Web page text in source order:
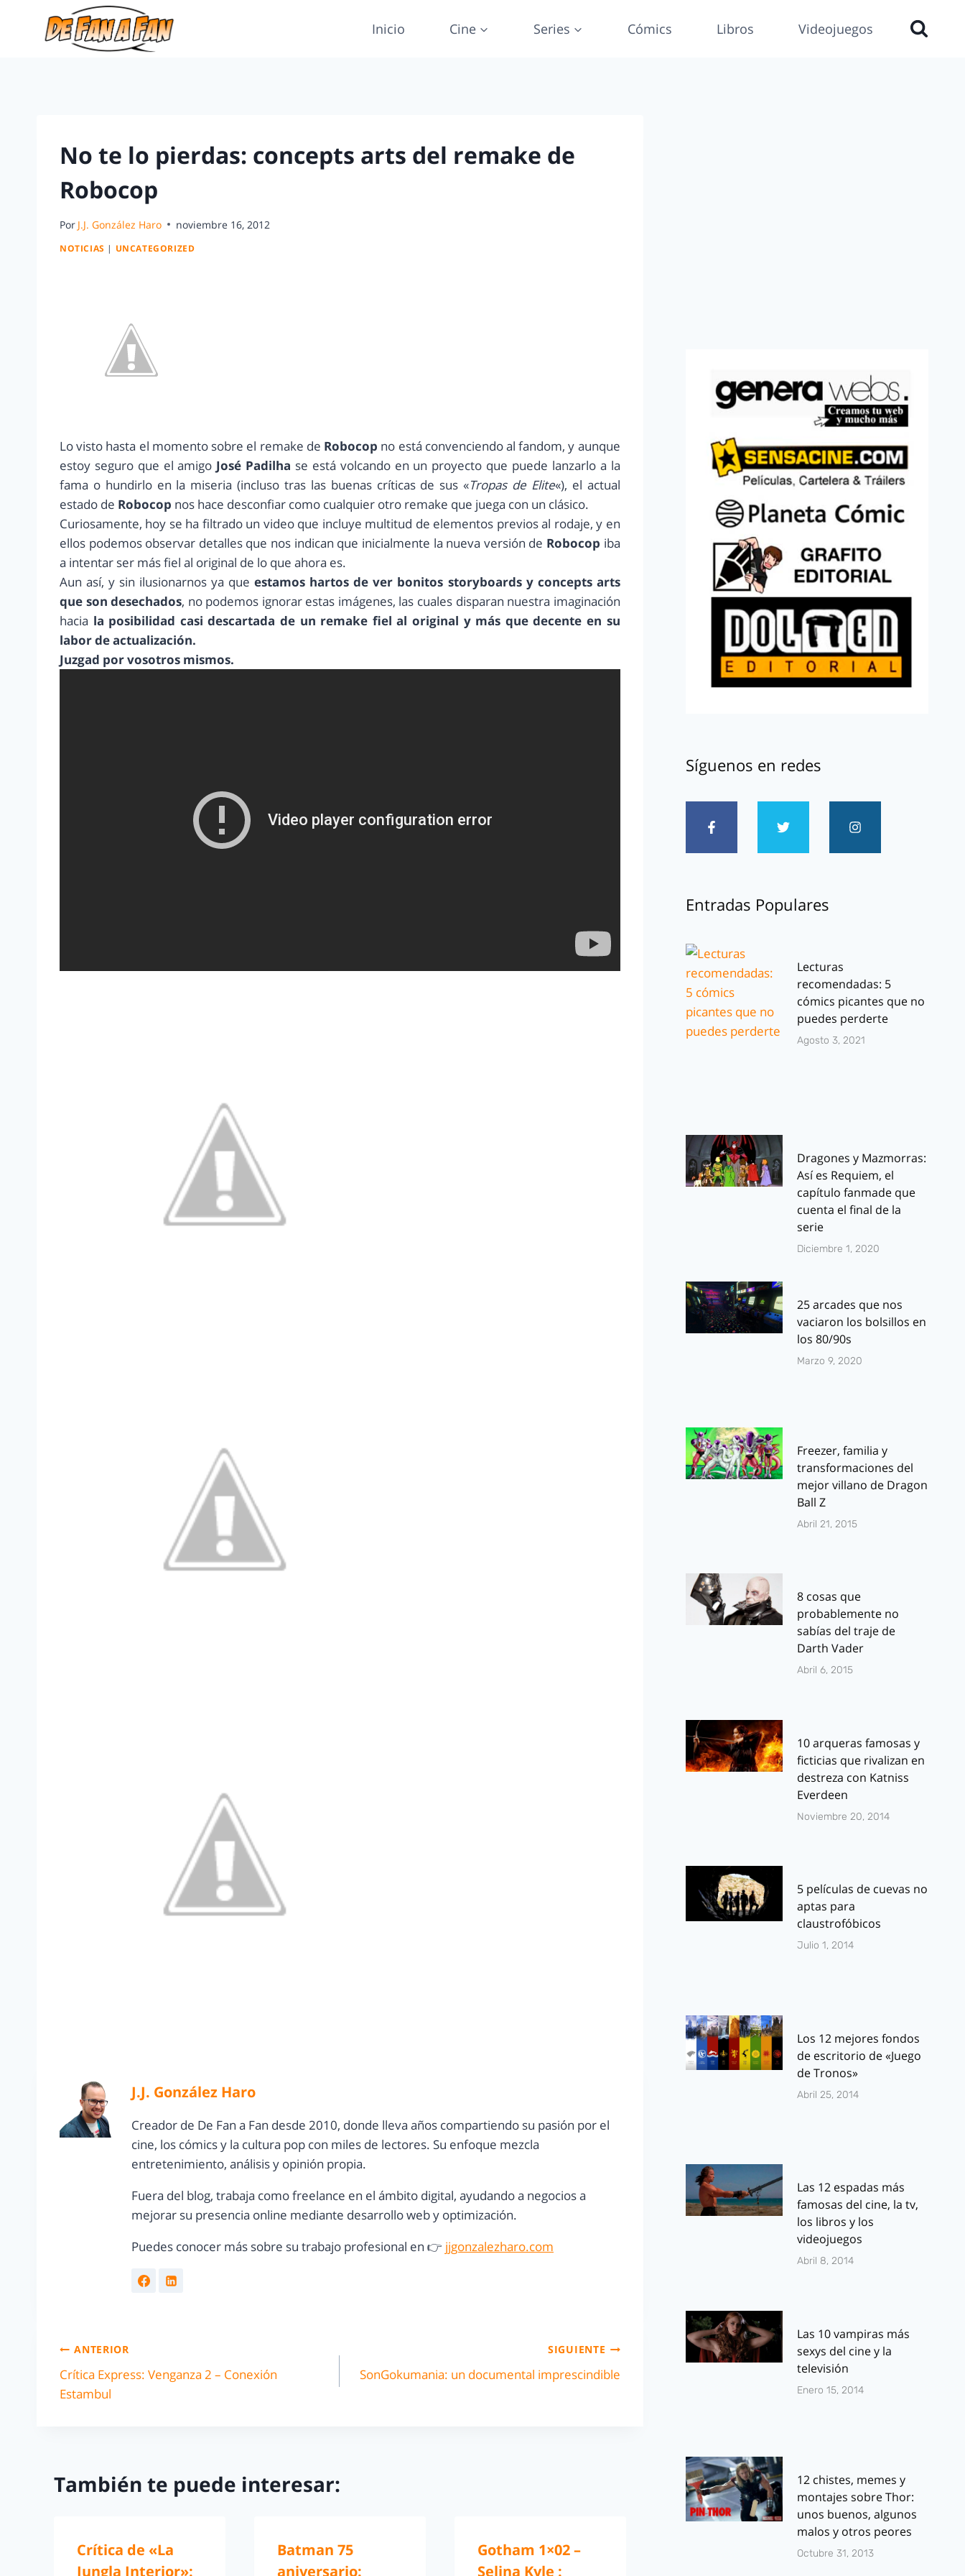
Inicio Cine Series Cómics Libros Videojuegos
No te lo pierdas: concepts arts del remake de
Robocop
Por J.J. González Haro noviembre 16, 2012
NOTICIAS | UNCATEGORIZED
Lo visto hasta el momento sobre el remake de Robocop no está convenciendo al fandom, y aunque
estoy seguro que el amigo José Padilha se está volcando en un proyecto que puede lanzarlo a la
fama o hundirlo en la miseria (incluso tras las buenas críticas de sus «Tropas de Elite«), el actual
estado de Robocop nos hace desconfiar como cualquier otro remake que juega con un clásico.
Curiosamente, hoy se ha filtrado un video que incluye multitud de elementos previos al rodaje, y en
ellos podemos observar detalles que nos indican que inicialmente la nueva versión de Robocop iba
a intentar ser más fiel al original de lo que ahora es.
Aun así, y sin ilusionarnos ya queestamos hartos de ver bonitos storyboards y concepts arts
que son desechados, no podemos ignorar estas imágenes, las cuales disparan nuestra imaginación
hacia la posibilidad casi descartada de un remake fiel al original y más que decente en su
labor de actualización.
Juzgad por vosotros mismos.
J.J. González Haro
Creador de De Fan a Fan desde 2010, donde lleva años compartiendo su pasión por el
cine, los cómics y la cultura pop con miles de lectores. Su enfoque mezcla
entretenimiento, análisis y opinión propia.
Fuera del blog, trabaja como freelance en el ámbito digital, ayudando a negocios a
mejorar su presencia online mediante desarrollo web y optimización.
Puedes conocer más sobre su trabajo profesional en 👉 jjgonzalezharo.com
ANTERIOR
Crítica Express: Venganza 2 – Conexión
Estambul
SIGUIENTE
SonGokumania: un documental imprescindible
También te puede interesar:
Crítica de «La
Jungla Interior»:
Batman 75
aniversario:
Gotham 1×02 –
Selina Kyle :
Síguenos en redes
Entradas Populares
Lecturas
recomendadas: 5
cómics picantes que no
puedes perderte
Agosto 3, 2021
Dragones y Mazmorras:
Así es Requiem, el
capítulo fanmade que
cuenta el final de la
serie
Diciembre 1, 2020
25 arcades que nos
vaciaron los bolsillos en
los 80/90s
Marzo 9, 2020
Freezer, familia y
transformaciones del
mejor villano de Dragon
Ball Z
Abril 21, 2015
8 cosas que
probablemente no
sabías del traje de
Darth Vader
Abril 6, 2015
10 arqueras famosas y
ficticias que rivalizan en
destreza con Katniss
Everdeen
Noviembre 20, 2014
5 películas de cuevas no
aptas para
claustrofóbicos
Julio 1, 2014
Los 12 mejores fondos
de escritorio de «Juego
de Tronos»
Abril 25, 2014
Las 12 espadas más
famosas del cine, la tv,
los libros y los
videojuegos
Abril 8, 2014
Las 10 vampiras más
sexys del cine y la
televisión
Enero 15, 2014
12 chistes, memes y
montajes sobre Thor:
unos buenos, algunos
malos y otros peores
Octubre 31, 2013